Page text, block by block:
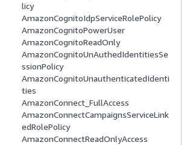
licy
AmazonCognitoIdpServiceRolePolicy
AmazonCognitoPowerUser
AmazonCognitoReadOnly
AmazonCognitoUnAuthedIdentitiesSe
ssionPolicy
AmazonCognitoUnauthenticatedIdenti
ties
AmazonConnect_FullAccess
AmazonConnectCampaignsServiceLink
edRolePolicy
AmazonConnectReadOnlyAccess